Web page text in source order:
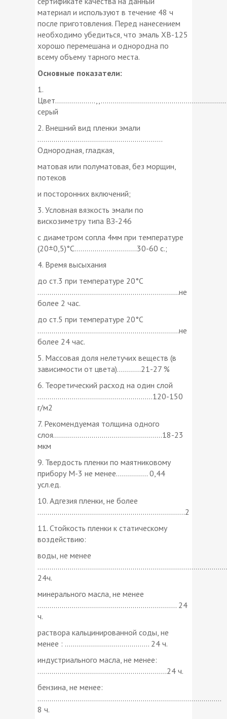
материал и используют в течение 48 ч
после приготовления. Перед нанесением
необходимо убедиться, что эмаль ХВ-125
хорошо перемешана и однородна по
всему объему тарного места.
Основные показатели:
1.
серый
2. Внешний вид пленки эмали
..............................................................
Однородная, гладкая,
матовая или полуматовая, без морщин,
потеков
и посторонних включений;
3. Условная вязкость эмали по
вискозиметру типа ВЗ-246
с диаметром сопла 4мм при температуре
(20±0,5)°С...............................30-60 с.;
4. Время высыхания
до ст.3 при температуре 20°С
......................................................................не
более 2 час.
до ст.5 при температуре 20°С
......................................................................не
более 24 час.
5. Массовая доля нелетучих веществ (в
зависимости от цвета)............21-27 %
6. Теоретический расход на один слой
.........................................................120-150
г/м2
7. Рекомендуемая толщина одного
слоя......................................................18-23
мкм
9. Твердость пленки по маятниковому
прибору М-3 не менее................ 0,44
усл.ед.
10. Адгезия пленки, не более
.........................................................................2
11. Стойкость пленки к статическому
воздействию:
воды, не менее
24ч.
минерального масла, не менее
..................................................................... 24
ч.
раствора кальцинированной соды, не
менее : .......................................... 24 ч.
индустриального масла, не менее:
................................................................24 ч.
бензина, не менее:
...........................................................................................
8 ч.